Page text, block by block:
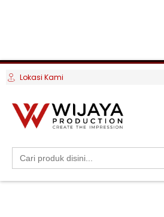
Lokasi Kami
Search
for: